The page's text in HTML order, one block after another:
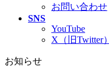
お問い合わせ
SNS
YouTube
X（旧Twitter）
お知らせ